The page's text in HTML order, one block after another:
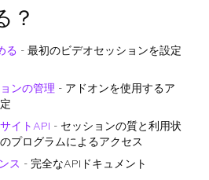
？
る - 最初のビデオセッションを設定
ンの管理 - アドオンを使用するア
イトAPI - セッションの質と利用状
プログラムによるアクセス
ス - 完全なAPIドキュメント